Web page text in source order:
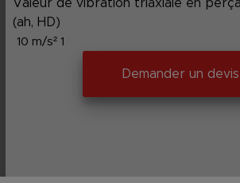
Valeur de vibration triaxiale en
(ah, HD)
10 m/s² 1
Demander un devis